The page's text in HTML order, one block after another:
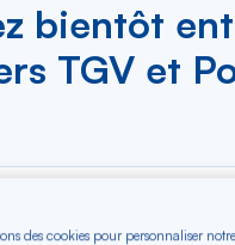
bientôt
TGV et
des cookies pour personnaliser